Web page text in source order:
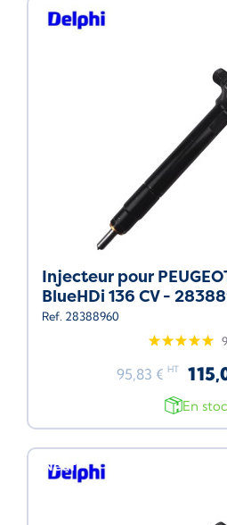
Injecteur pour
BlueHDi 136 CV -
Ref. 28388960
95,83 € HT
En
Neuf